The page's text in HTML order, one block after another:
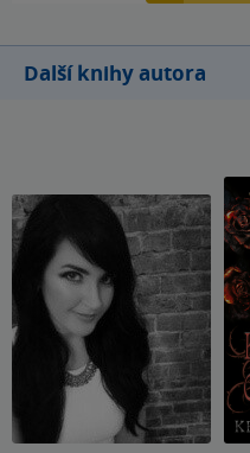
na to někdy vzmůžu a
přehlédla, ale postavy bez
uvažování už překousnout
Další knihy autora